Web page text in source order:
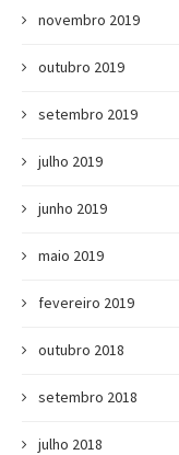
novembro 2019
outubro 2019
setembro 2019
julho 2019
junho 2019
maio 2019
fevereiro 2019
outubro 2018
setembro 2018
julho 2018